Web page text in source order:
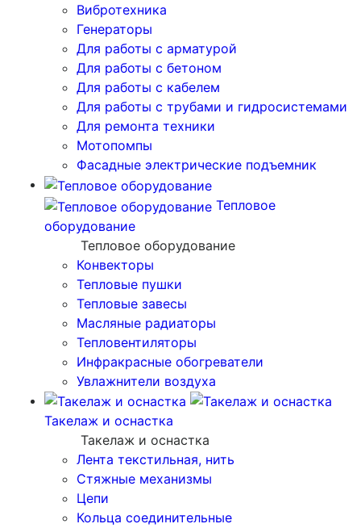
Вибротехника
Генераторы
Для работы с арматурой
Для работы с бетоном
Для работы с кабелем
Для работы с трубами и гидросистемами
Для ремонта техники
Мотопомпы
Фасадные электрические подъемник
Тепловое
оборудование
Тепловое оборудование
Конвекторы
Тепловые пушки
Тепловые завесы
Масляные радиаторы
Тепловентиляторы
Инфракрасные обогреватели
Увлажнители воздуха
Такелаж и оснастка
Такелаж и оснастка
Лента текстильная, нить
Стяжные механизмы
Цепи
Кольца соединительные